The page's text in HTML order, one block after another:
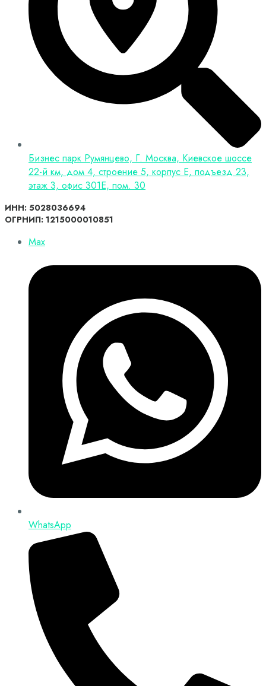
Бизнес парк Румянцево, Г. Москва, Киевское шоссе
22-й км, дом 4, строение 5, корпус Е, подъезд 23,
этаж 3, офис 301Е, пом. 30
ИНН: 5028036694
ОГРНИП: 1215000010851
Max
WhatsApp